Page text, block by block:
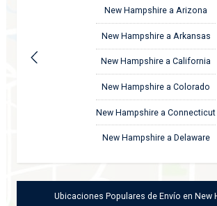
New Hampshire a Arizona
New Hampshire a Arkansas
New Hampshire a California
New Hampshire a Colorado
New Hampshire a Connecticut
New Hampshire a Delaware
Ubicaciones Populares de Envío en New